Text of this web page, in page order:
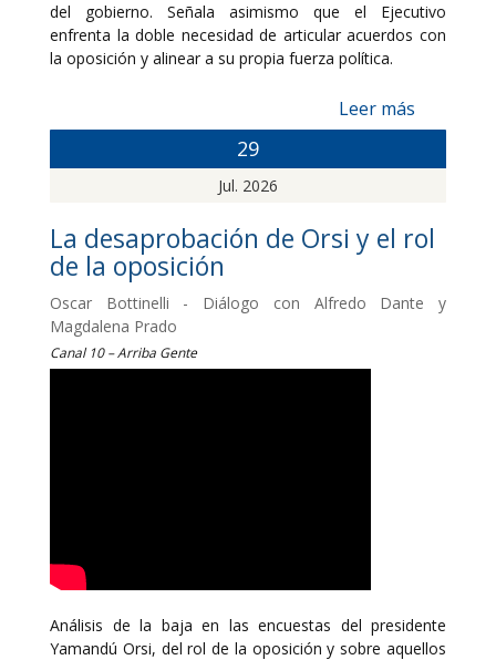
del gobierno. Señala asimismo que el Ejecutivo
enfrenta la doble necesidad de articular acuerdos con
la oposición y alinear a su propia fuerza política.
Leer más
29
Jul. 2026
La desaprobación de Orsi y el rol
de la oposición
Oscar Bottinelli - Diálogo con Alfredo Dante y
Magdalena Prado
Canal 10 – Arriba Gente
Análisis de la baja en las encuestas del presidente
Yamandú Orsi, del rol de la oposición y sobre aquellos